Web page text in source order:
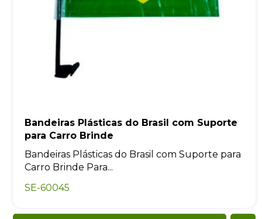
Bandeiras Plásticas do Brasil com Suporte
para Carro Brinde
Bandeiras Plásticas do Brasil com Suporte para
Carro Brinde Para...
SE-60045